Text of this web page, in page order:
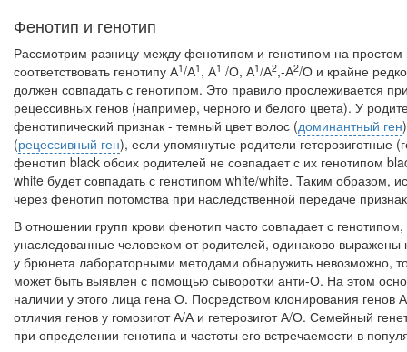
Фенотип и генотип
Рассмотрим разницу между фенотипом и генотипом на
соответствовать генотипу А1/А1 , А1 /О, А1/А2,-А2/О и край­не
должен совпадать с генотипом. Это правило прослеживается
рецессивных ге­нов (например, черного и белого цвета). У
фенотипический признак - темный цвет волос (доминантный ген
(рецессивный ген), если упомянутые родители ге­терозиготные
фенотип black обоих роди­телей не совпадает с их генотипом
white будет совпадать с генотипом white/white. Таким образом,
через фенотип потомства при наследственной пере­даче
В отношении групп крови фенотип часто совпадает с генотипом,
унаследованные человеком от родителей, одинаково вы­ражены
у брюнета лабораторными ме­тодами обнаружить невозможно,
может быть выявлен с помощью сыворотки анти-О. На этом
наличии у этого лица гена О. Посредством клонирования генов
отличия генов у гомозигот А/А и гетеро­зигот А/О. Семейный
при определе­нии генотипа и частоты его встречаемости в